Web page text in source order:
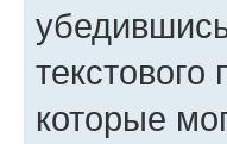
которые